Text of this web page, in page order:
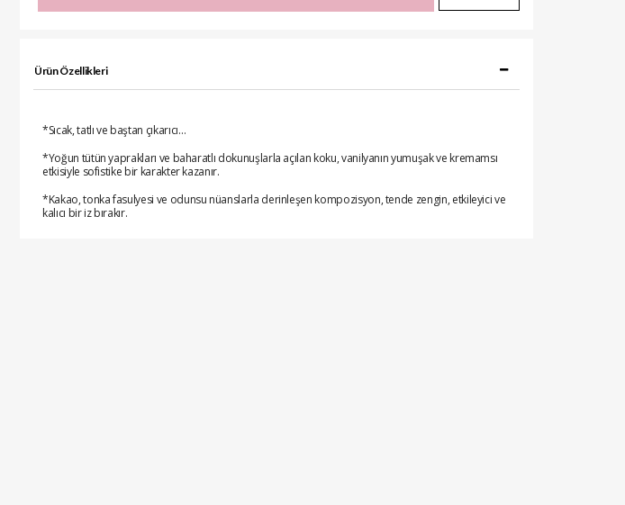
Ürün Özellikleri
*Sıcak, tatlı ve baştan çıkarıcı…
*Yoğun tütün yaprakları ve baharatlı dokunuşlarla açılan koku, vanilyanın yumuşak ve kremamsı
etkisiyle sofistike bir karakter kazanır.
*Kakao, tonka fasulyesi ve odunsu nüanslarla derinleşen kompozisyon, tende zengin, etkileyici ve
kalıcı bir iz bırakır.